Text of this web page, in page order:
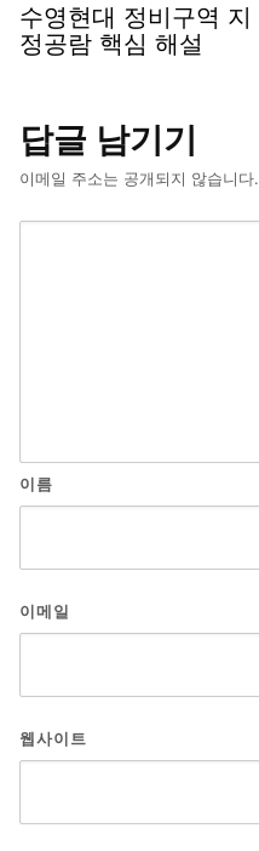
수영현대 정비구역 지
정공람 핵심 해설
답글 남기기
이메일 주소는 공개되지 않습니다.
이름
이메일
웹사이트